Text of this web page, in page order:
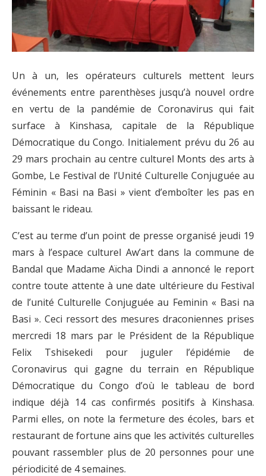
Un à un, les opérateurs culturels mettent leurs
événements entre parenthèses jusqu’à nouvel ordre
en vertu de la pandémie de Coronavirus qui fait
surface à Kinshasa, capitale de la République
Démocratique du Congo. Initialement prévu du 26 au
29 mars prochain au centre culturel Monts des arts à
Gombe, Le Festival de l’Unité Culturelle Conjuguée au
Féminin « Basi na Basi » vient d’emboîter les pas en
baissant le rideau.
C’est au terme d’un point de presse organisé jeudi 19
mars à l’espace culturel Aw’art dans la commune de
Bandal que Madame Aïcha Dindi a annoncé le report
contre toute attente à une date ultérieure du Festival
de l’unité Culturelle Conjuguée au Feminin « Basi na
Basi ». Ceci ressort des mesures draconiennes prises
mercredi 18 mars par le Président de la République
Felix Tshisekedi pour juguler l’épidémie de
Coronavirus qui gagne du terrain en République
Démocratique du Congo d’où le tableau de bord
indique déjà 14 cas confirmés positifs à Kinshasa.
Parmi elles, on note la fermeture des écoles, bars et
restaurant de fortune ains que les activités culturelles
pouvant rassembler plus de 20 personnes pour une
périodicité de 4 semaines.